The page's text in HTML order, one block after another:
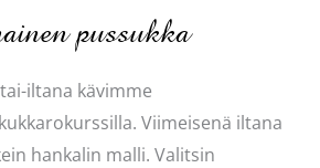
pussukka
iltana kävimme
Viimeisenä iltana
hankalin malli. Valitsin